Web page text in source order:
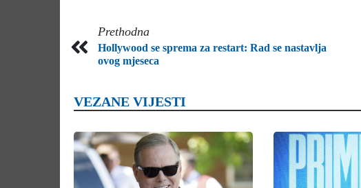
Prethodna
Hollywood se sprema za restart: Rad se nastavlja
ovog mjeseca
VEZANE VIJESTI